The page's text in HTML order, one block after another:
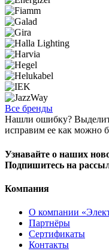
Все бренды
Нашли ошибку?
исправим ее как можно
Узнавайте о наших
Подпишитесь на
Компания
О компании
Партнёры
Сертификаты
Контакты